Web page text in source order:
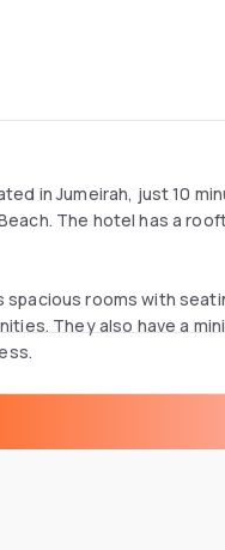
in Jumeirah, just 10
The hotel has a
spacious rooms with
They also have a
Children can enjoy